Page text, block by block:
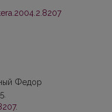
Федор
.